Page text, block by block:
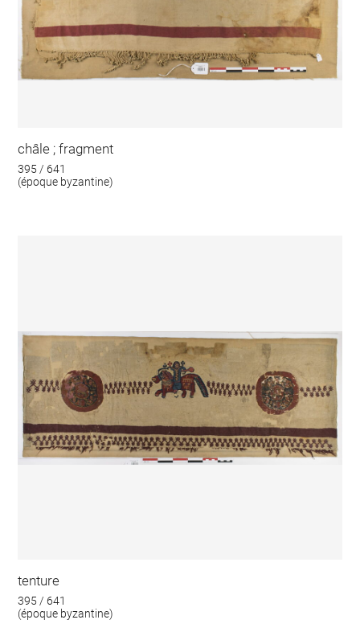
châle ; fragment
395 / 641
(époque byzantine)
tenture
395 / 641
(époque byzantine)